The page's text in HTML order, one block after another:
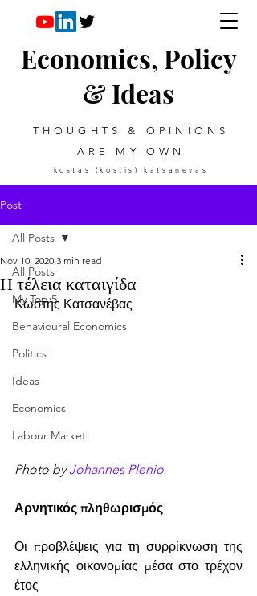
Economics, Policy
& Ideas
THOUGHTS & OPINIONS
ARE MY OWN
kostas (kostis) katsanevas
Post
All Posts
My Top 5
Behavioural Economics
Politics
Ideas
Economics
Labour Market
All Posts
Η τέλεια καταιγίδα
Nov 10, 2020 3 min read
Κωστής Κατσανέβας
Photo by Johannes Plenio
Αρνητικός πληθωρισμός
Οι προβλέψεις για τη συρρίκνωση της
ελληνικής οικονομίας μέσα στο τρέχον
έτος